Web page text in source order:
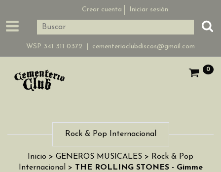
Crear cuenta Iniciar sesión
WSP 341 311 0372 | cementerioclubdiscos@gmail.com
0
Rock & Pop Internacional
Inicio > GENEROS MUSICALES > Rock & Pop
Internacional
> THE ROLLING STONES - Gimme